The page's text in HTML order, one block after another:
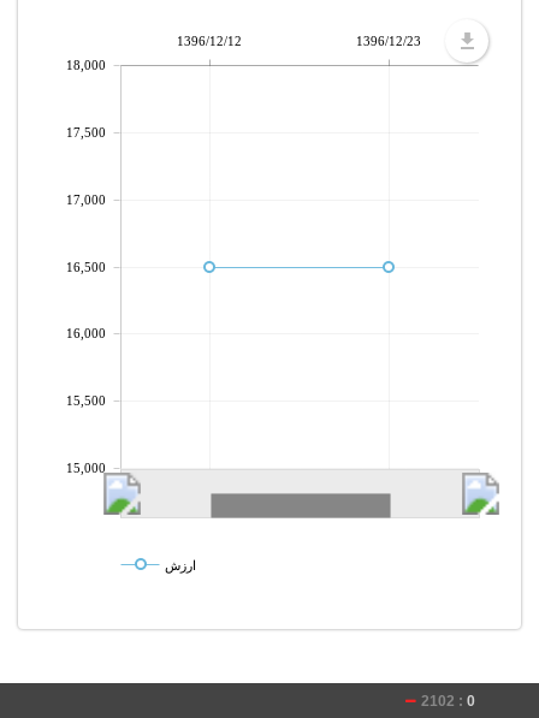
1396/12/12 1396/12/23
15,000
15,500
16,000
16,500
17,000
17,500
18,000
ارزش
2102 : 0